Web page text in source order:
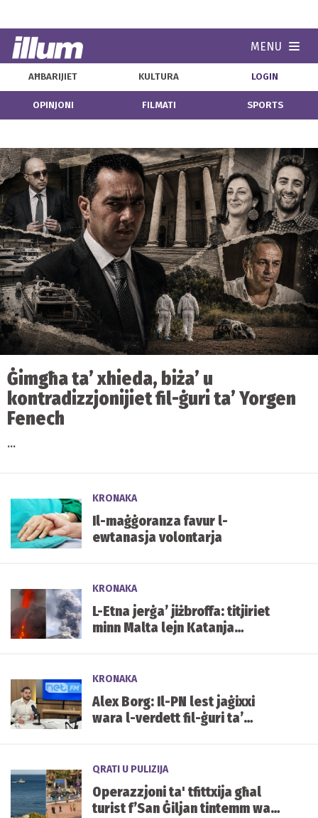
MENU
AĦBARIJIET KULTURA LOGIN
OPINJONI FILMATI SPORTS
Ġimgħa ta’ xhieda, biża’ u
kontradizzjonijiet fil-ġuri ta’ Yorgen
Fenech
...
KRONAKA
Il-maġġoranza favur l-
ewtanasja volontarja
KRONAKA
L-Etna jerġa’ jiżbroffa: titjiriet
minn Malta lejn Katanja
KRONAKA
Alex Borg: Il-PN lest jaġixxi
wara l-verdett fil-ġuri ta’
QRATI U PULIZIJA
Operazzjoni ta' tfittxija għal
turist f’San Ġiljan tintemm wara